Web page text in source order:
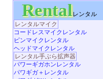
Rentalレンタル
レンタルマイク
コードレスマイクレンタル
ピンマイクレンタル
ヘッドマイクレンタル
レンタル手ぶら拡声器
パワーギガホンレンタル
パワギガ＋レンタル